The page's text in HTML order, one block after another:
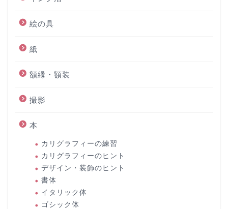
絵の具
紙
額縁・額装
撮影
本
カリグラフィーの練習
カリグラフィーのヒント
デザイン・装飾のヒント
書体
イタリック体
ゴシック体